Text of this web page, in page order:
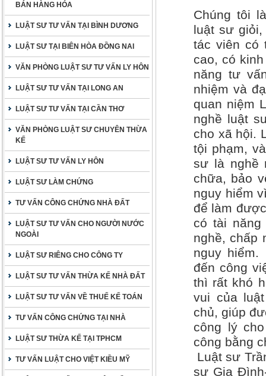
BÁN HÀNG HÓA
LUẬT SƯ TƯ VẤN TẠI BÌNH DƯƠNG
LUẬT SƯ TẠI BIÊN HÒA ĐỒNG NAI
VĂN PHÒNG LUẬT SƯ TƯ VẤN LY HÔN
LUẬT SƯ TƯ VẤN TẠI LONG AN
LUẬT SƯ TƯ VẤN TẠI CẦN THƠ
VĂN PHÒNG LUẬT SƯ CHUYÊN THỪA
KẾ
LUẬT SƯ TƯ VẤN LY HÔN
LUẬT SƯ LÀM CHỨNG
TƯ VẤN CÔNG CHỨNG NHÀ ĐẤT
LUẬT SƯ TƯ VẤN CHO NGƯỜI NƯỚC
NGOÀI
LUẬT SƯ RIÊNG CHO CÔNG TY
LUẬT SƯ TƯ VẤN THỪA KẾ NHÀ ĐẤT
LUẬT SƯ TƯ VẤN VỀ THUẾ KẾ TOÁN
TƯ VẤN CÔNG CHỨNG TẠI NHÀ
LUẬT SƯ THỪA KẾ TẠI TPHCM
TƯ VẤN LUẬT CHO VIỆT KIỀU MỸ
Chúng tôi
luật sư giỏi,
tác viên có
cao, có
năng tư
nhiệm và
quan niệm
nghề luật
cho xã hội.
tội phạm,
sư là nghề
chữa, bảo
nguy hiểm
để làm
có tài năng
nghề, chấp
nguy
đến công
thì rất khó
vui của
chủ, giúp
công lý
công bằng
Luật sư
sư Gia